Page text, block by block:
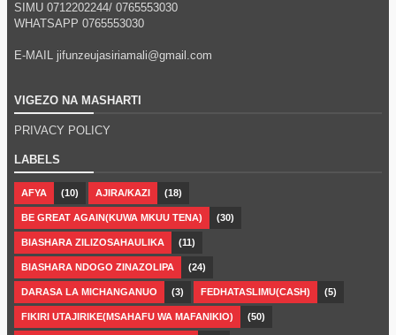
SIMU 0712202244/ 0765553030
WHATSAPP 0765553030
E-MAIL jifunzeujasiriamali@gmail.com
VIGEZO NA MASHARTI
PRIVACY POLICY
LABELS
AFYA (10) AJIRA/KAZI (18)
BE GREAT AGAIN(KUWA MKUU TENA) (30)
BIASHARA ZILIZOSAHAULIKA (11)
BIASHARA NDOGO ZINAZOLIPA (24)
DARASA LA MICHANGANUO (3) FEDHATASLIMU(CASH) (5)
FIKIRI UTAJIRIKE(MSAHAFU WA MAFANIKIO) (50)